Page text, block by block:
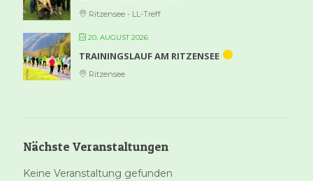
Ritzensee - LL-Treff
20. AUGUST 2026
TRAININGSLAUF AM RITZENSEE
Ritzensee
Nächste Veranstaltungen
Keine Veranstaltung gefunden